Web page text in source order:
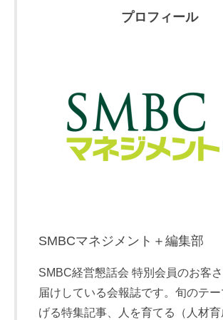
プロフィール
SMBCマネジメント＋編集部
SMBC経営懇話会 特別会員のお客
届けしている会報誌です。旬のテ
げる特集記事、人を育てる（人材